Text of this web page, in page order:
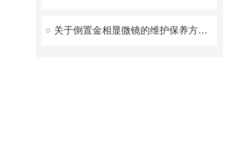
关于倒置金相显微镜的维护保养方法你知道么